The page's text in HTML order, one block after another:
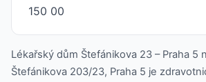
150 00
Lékařský dům Štefánikova 23 – Praha 5
Štefánikova 203/23, Praha 5 je